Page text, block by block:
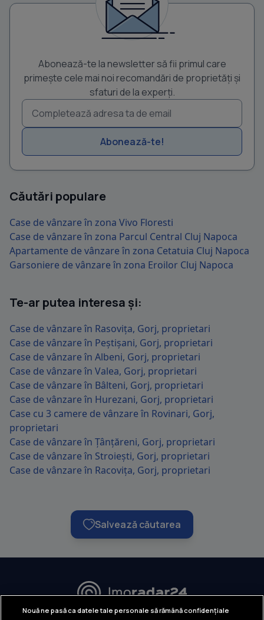
Abonează-te la newsletter să fii primul care
primește cele mai noi recomandări de proprietăți și
sfaturi de la experți.
Abonează-te!
Căutări populare
Case de vânzare în zona Vivo Floresti
Case de vânzare în zona Parcul Central Cluj Napoca
Apartamente de vânzare în zona Cetatuia Cluj Napoca
Garsoniere de vânzare în zona Eroilor Cluj Napoca
Te-ar putea interesa și:
Case de vânzare în Rasovița, Gorj, proprietari
Case de vânzare în Peștișani, Gorj, proprietari
Case de vânzare în Albeni, Gorj, proprietari
Case de vânzare în Valea, Gorj, proprietari
Case de vânzare în Bâlteni, Gorj, proprietari
Case de vânzare în Hurezani, Gorj, proprietari
Case cu 3 camere de vânzare în Rovinari, Gorj,
proprietari
Case de vânzare în Țânțăreni, Gorj, proprietari
Case de vânzare în Stroiești, Gorj, proprietari
Case de vânzare în Racovița, Gorj, proprietari
Salvează căutarea
URMĂREȘTE-NE:
Nouă ne pasă ca datele tale personale să rămână confidențiale